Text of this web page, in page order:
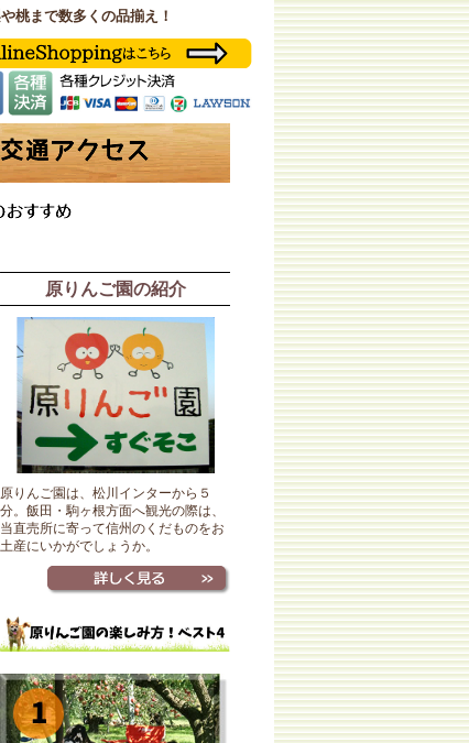
桃まで数多くの品揃え！
原りんご園の紹介
原りんご園は、松川インターから５
分。飯田・駒ヶ根方面へ観光の際は、
当直売所に寄って信州のくだものをお
土産にいかがでしょうか。